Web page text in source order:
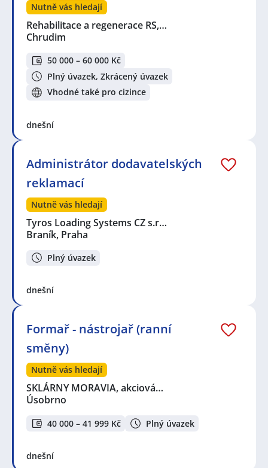
Nutně vás hledají
Rehabilitace a regenerace RS,…
Chrudim
50 000 – 60 000 Kč
Plný úvazek, Zkrácený úvazek
Vhodné také pro cizince
dnešní
Administrátor dodavatelských
reklamací
Nutně vás hledají
Tyros Loading Systems CZ s.r…
Braník, Praha
Plný úvazek
dnešní
Formař - nástrojař (ranní
směny)
Nutně vás hledají
SKLÁRNY MORAVIA, akciová…
Úsobrno
40 000 – 41 999 Kč Plný úvazek
dnešní